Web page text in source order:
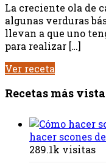
La creciente ola de
algunas verduras
llevan a que uno
para realizar […]
Ver receta
Recetas más
hacer scones
289.1k visitas